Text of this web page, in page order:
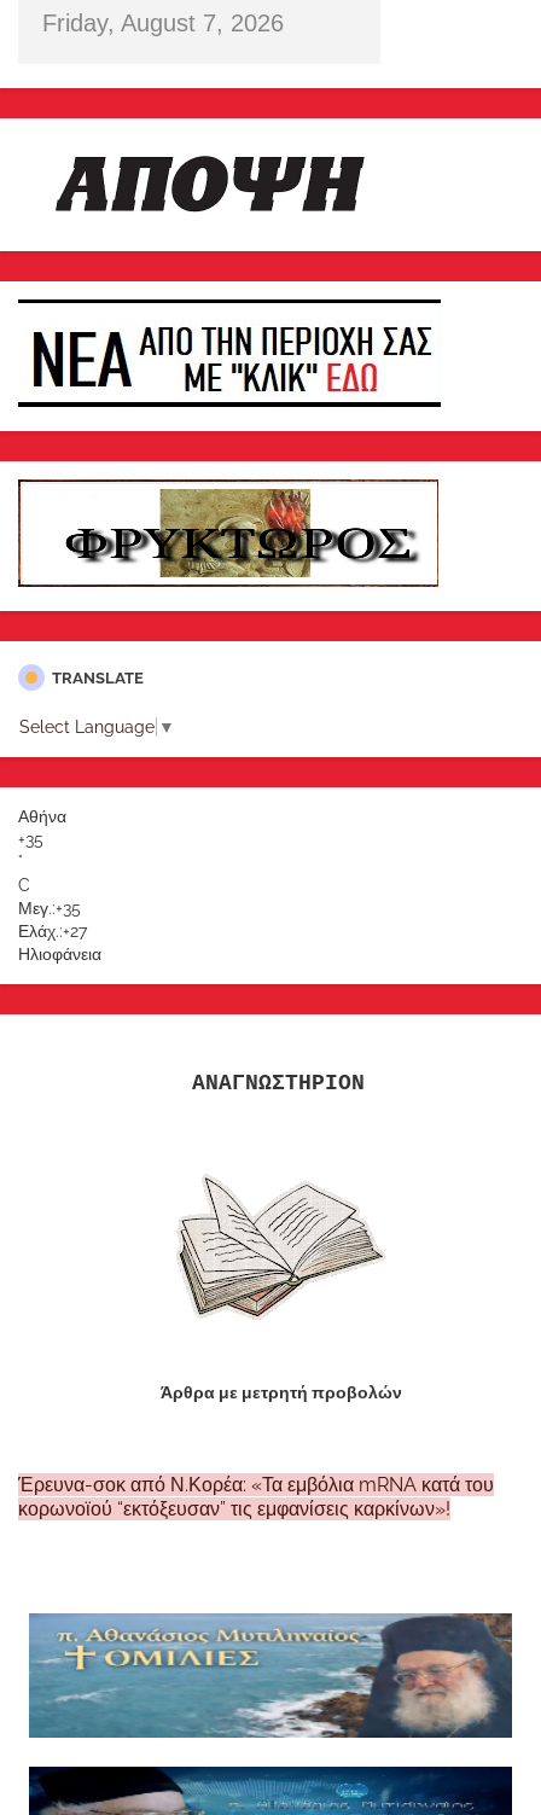
Friday, August 7, 2026
TRANSLATE
Select Language ▼
Αθήνα
+35
°
C
Μεγ.:+35
Ελάχ.:+27
Ηλιοφάνεια
ΑΝΑΓΝΩΣΤΗΡΙΟΝ
Άρθρα με μετρητή προβολών
Έρευνα-σοκ από Ν.Κορέα: «Τα εμβόλια mRNA κατά του
κορωνοϊού “εκτόξευσαν” τις εμφανίσεις καρκίνων»!